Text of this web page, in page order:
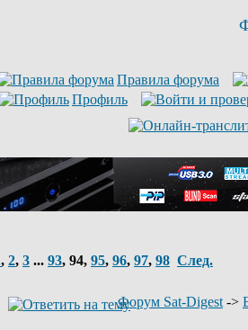
Правила форума
Профиль
, 2, 3 ... 93, 94, 95, 96, 97, 98 След.
Форум Sat-Digest ->